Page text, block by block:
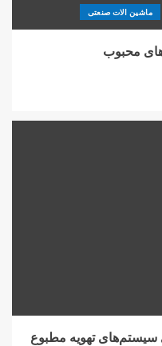
ماشین الات صنعتی
محبوب
سیستم‌های تهویه مطبوع